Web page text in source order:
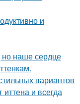
и
но наше сердце
вариантов
иттена и всегда